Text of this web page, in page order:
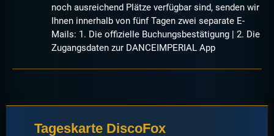
noch ausreichend Plätze verfügbar sind, senden wir
Ihnen innerhalb von fünf Tagen zwei separate E-
Mails: 1. Die offizielle Buchungsbestätigung | 2. Die
Zugangsdaten zur DANCEIMPERIAL App
Tageskarte DiscoFox